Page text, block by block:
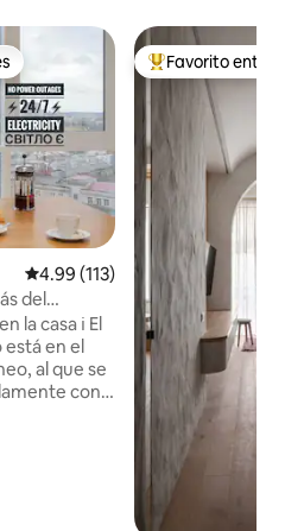
Calificación promedio: 4.99 de
4.99 (113)
del
casa ℹ️ El
en el
al que se
con
Favorito entre
Favorito entre